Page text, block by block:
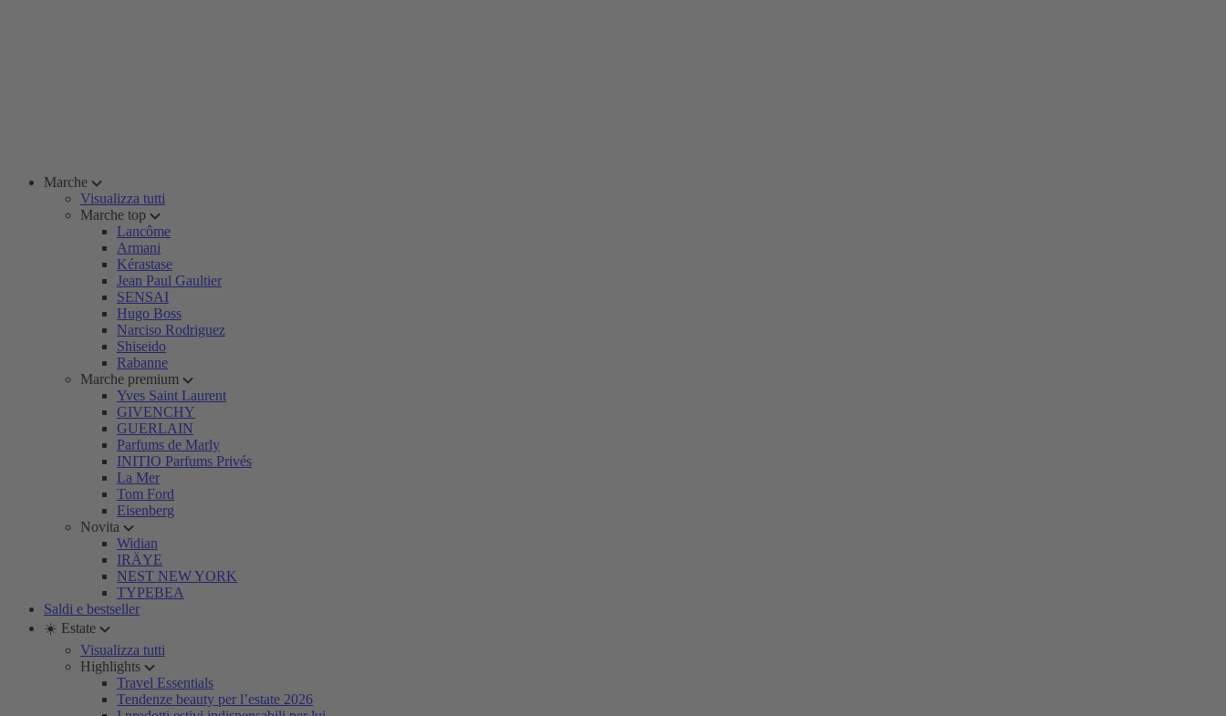
Marche
Visualizza tutti
Marche top
Lancôme
Armani
Kérastase
Jean Paul Gaultier
SENSAI
Hugo Boss
Narciso Rodriguez
Shiseido
Rabanne
Marche premium
Yves Saint Laurent
GIVENCHY
GUERLAIN
Parfums de Marly
INITIO Parfums Privés
La Mer
Tom Ford
Eisenberg
Novita
Widian
IRÄYE
NEST NEW YORK
TYPEBEA
Saldi e bestseller
☀️ Estate
Visualizza tutti
Highlights
Travel Essentials
Tendenze beauty per l’estate 2026